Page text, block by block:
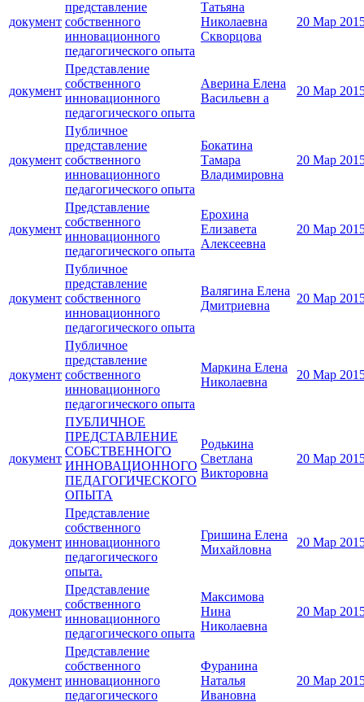
документ
представление
собственного
инновационного
педагогического опыта
Татьяна
Николаевна
Скворцова
20 Мар
документ
Представление
собственного
инновационного
педагогического опыта
Аверина Елена
Васильевн а
20 Мар
документ
Публичное
представление
собственного
инновационного
педагогического опыта
Бокатина
Тамара
Владимировна
20 Мар
документ
Представление
собственного
инновационного
педагогического опыта
Ерохина
Елизавета
Алексеевна
20 Мар
документ
Публичное
представление
собственного
инновационного
педагогического опыта
Валягина Елена
Дмитриевна
20 Мар
документ
Публичное
представление
собственного
инновационного
педагогического опыта
Маркина Елена
Николаевна
20 Мар
документ
ПУБЛИЧНОЕ
ПРЕДСТАВЛЕНИЕ
СОБСТВЕННОГО
ИННОВАЦИОННОГО
ПЕДАГОГИЧЕСКОГО
ОПЫТА
Родькина
Светлана
Викторовна
20 Мар
документ
Представление
собственного
инновационного
педагогического
опыта.
Гришина Елена
Михайловна
20 Мар
документ
Представление
собственного
инновационного
педагогического опыта
Максимова
Нина
Николаевна
20 Мар
документ
Представление
собственного
инновационного
педагогического
Фуранина
Наталья
Ивановна
20 Мар